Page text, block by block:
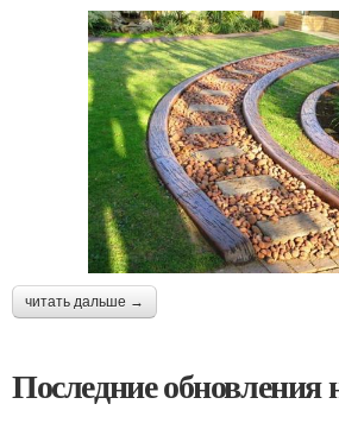
читать дальше →
Последние обновления